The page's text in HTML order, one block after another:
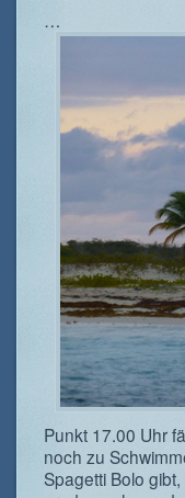
…
Punkt 17.00 Uhr
noch zu
Spagetti Bolo